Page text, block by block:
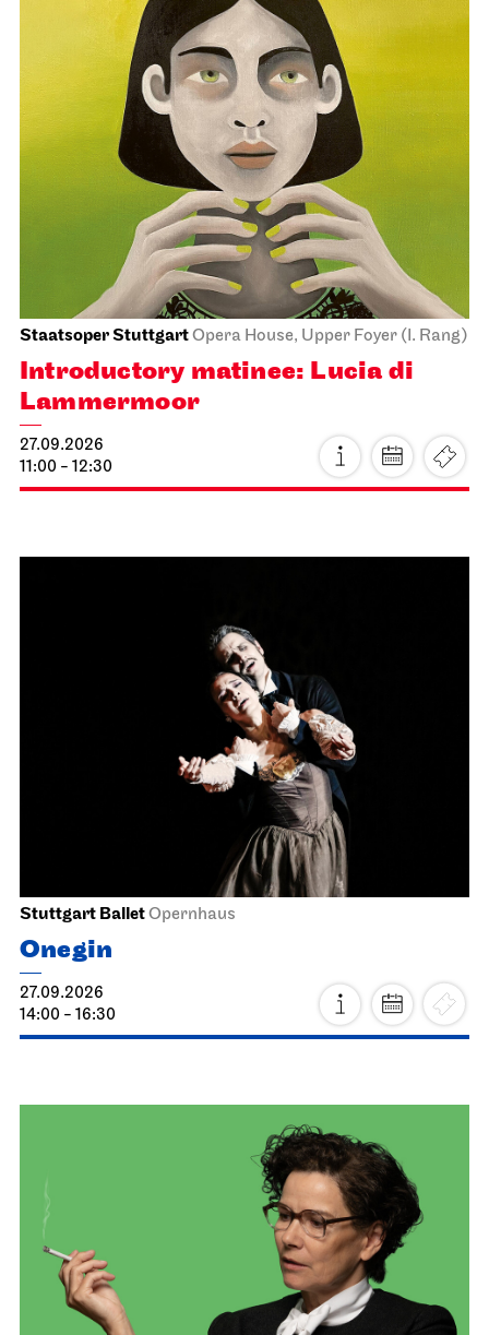
Staatsoper StuttgartOpera House, Upper Foyer (I. Rang)
Introductory matinee: Lucia di
Lammermoor
27.09.2026
11:00 - 12:30
Stuttgart BalletOpernhaus
Onegin
27.09.2026
14:00 - 16:30